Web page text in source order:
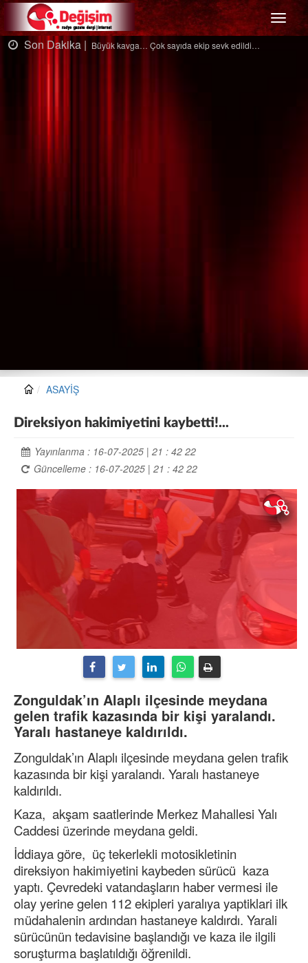
Menü
Son Dakika | Ağaçtan düştü…
ASAYİŞ
Direksiyon hakimiyetini kaybetti!...
Yayınlanma : 16-07-2025 | 21 : 42 22
Güncelleme : 16-07-2025 | 21 : 42 22
Zonguldak’ın Alaplı ilçesinde meydana
gelen trafik kazasında bir kişi yaralandı.
Yaralı hastaneye kaldırıldı.
Zonguldak’ın Alaplı ilçesinde meydana gelen trafik
kazasında bir kişi yaralandı. Yaralı hastaneye
kaldırıldı.
Kaza, akşam saatlerinde Merkez Mahallesi Yalı
Caddesi üzerinde meydana geldi.
İddiaya göre, üç tekerlekli motosikletinin
direksiyon hakimiyetini kaybeden sürücü kaza
yaptı. Çevredeki vatandaşların haber vermesi ile
olay yerine gelen 112 ekipleri yaralıya yaptiklari ilk
müdahalenin ardından hastaneye kaldırdı. Yarali
sürücünün tedavisine başlandığı ve kaza ile ilgili
soruşturma başlatıldığı öğrenildi.